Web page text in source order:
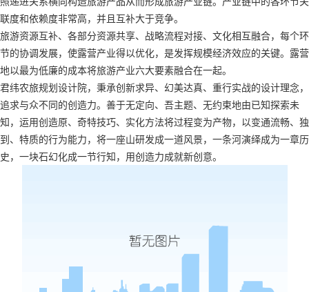
联度和依赖度非常高，并且互补大于竞争。
旅游资源互补、各部分资源共享、战略流程对接、文化相互融合，每个环
节的协调发展，使露营产业得以优化，是发挥规模经济效应的关键。露营
地以最为低廉的成本将旅游产业六大要素融合在一起。
君纬农旅规划设计院，秉承创新求异、幻美达真、重行实战的设计理念，
追求与众不同的创造力。善于无定向、吾主题、无约束地由已知探索未
知，运用创造原、奇特技巧、实化方法将过程变为产物，以变通流畅、独
到、特质的行为能力，将一座山研发成一道风景，一条河演绎成为一章历
史，一块石幻化成一节行知，用创造力成就新创意。